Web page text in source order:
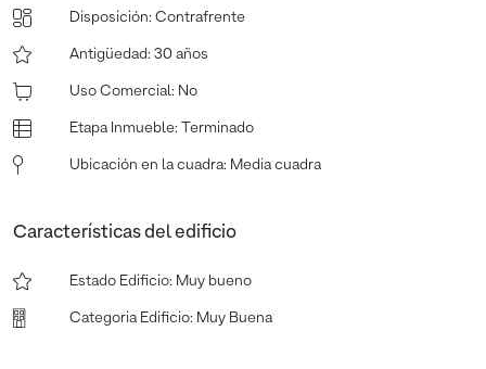
Disposición: Contrafrente
Antigüedad: 30 años
Uso Comercial : No
Etapa Inmueble: Terminado
Ubicación en la cuadra: Media cuadra
Características del edificio
Estado Edificio: Muy bueno
Categoria Edificio: Muy Buena